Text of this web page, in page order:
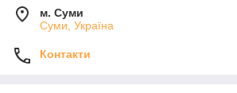
м. Суми
Суми, Україна
Контакти